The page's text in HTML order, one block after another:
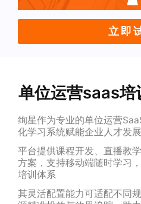
立即
单位运营saas培
绚星作为专业的单位运营
化学习系统赋能企业人才发展
平台提供课程开发、直播教
方案，支持移动端随时学习
培训体系
其灵活配置能力可适配不同